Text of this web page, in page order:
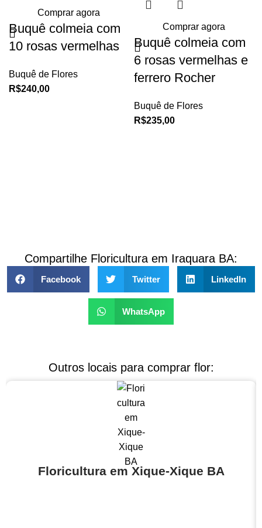
Comprar agora
Buquê colmeia com
10 rosas vermelhas
Buquê de Flores
R$240,00
Comprar agora
Buquê colmeia com
6 rosas vermelhas e
ferrero Rocher
Buquê de Flores
R$235,00
Compartilhe Floricultura em Iraquara BA:
Facebook Twitter LinkedIn
WhatsApp
Outros locais para comprar flor:
Floricultura em Xique-Xique BA